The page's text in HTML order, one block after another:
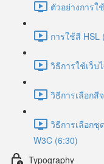
ตัวอย่างการใ
การใช้สี HSL
วิธีการใช้เว็บ
วิธีการเลือกสี
วิธีการเลือกชุ
W3C (6:30)
Typography